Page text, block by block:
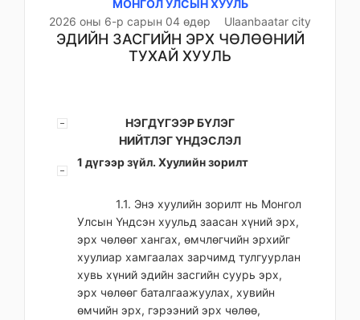
МОНГОЛ УЛСЫН ХУУЛЬ
2026 оны 6-р сарын 04 өдөр
Ulaanbaatar city
ЭДИЙН ЗАСГИЙН ЭРХ ЧӨЛӨӨНИЙ
ТУХАЙ ХУУЛЬ
НЭГДҮГЭЭР БҮЛЭГ
НИЙТЛЭГ ҮНДЭСЛЭЛ
1 дүгээр зүйл. Хуулийн зорилт
1.1. Энэ хуулийн зорилт нь Монгол
Улсын Үндсэн хуульд заасан хүний эрх,
эрх чөлөөг хангах, өмчлөгчийн эрхийг
хуулиар хамгаалах зарчимд тулгуурлан
хувь хүний эдийн засгийн суурь эрх,
эрх чөлөөг баталгаажуулах, хувийн
өмчийн эрх, гэрээний эрх чөлөө,